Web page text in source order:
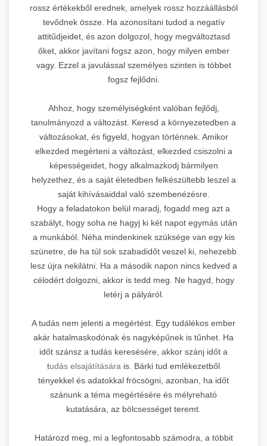
rossz értékekből erednek, amelyek rossz hozzáállásból
tevődnek össze. Ha azonosítani tudod a negatív
attitűdjeidet, és azon dolgozol, hogy megváltoztasd
őket, akkor javítani fogsz azon, hogy milyen ember
vagy. Ezzel a javulással személyes szinten is többet
fogsz fejlődni.
Ahhoz, hogy személyiségként valóban fejlődj,
tanulmányozd a változást. Keresd a környezetedben a
változásokat, és figyeld, hogyan történnek. Amikor
elkezded megérteni a változást, elkezded csiszolni a
képességeidet, hogy alkalmazkodj bármilyen
helyzethez, és a saját életedben felkészültebb leszel a
saját kihívásaiddal való szembenézésre.
Hogy a feladatokon belül maradj, fogadd meg azt a
szabályt, hogy soha ne hagyj ki két napot egymás után
a munkából. Néha mindenkinek szüksége van egy kis
szünetre, de ha túl sok szabadidőt veszel ki, nehezebb
lesz újra nekilátni. Ha a második napon nincs kedved a
célodért dolgozni, akkor is tedd meg. Ne hagyd, hogy
letérj a pályáról.
A tudás nem jelenti a megértést. Egy tudálékos ember
akár hatalmaskodónak és nagyképűnek is tűnhet. Ha
időt szánsz a tudás keresésére, akkor szánj időt a
tudás elsajátítására is. Bárki tud emlékezetből
tényekkel és adatokkal fröcsögni, azonban, ha időt
szánunk a téma megértésére és mélyreható
kutatására, az bölcsességet teremt.
Határozd meg, mi a legfontosabb számodra, a többit